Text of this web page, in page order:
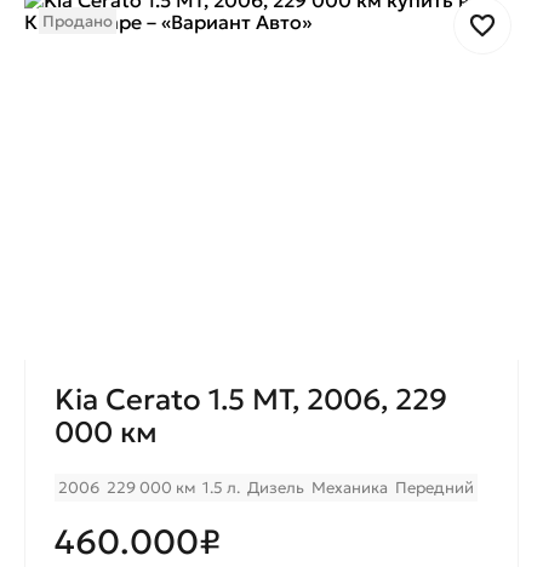
Продано
Kia Cerato 1.5 МТ, 2006, 229
000 км
2006 229 000 км 1.5 л. Дизель Механика Передний
460.000₽